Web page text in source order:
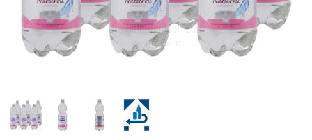
Doppelt antippen zum
vergrößern